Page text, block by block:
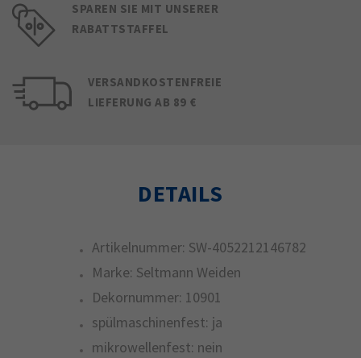
SPAREN SIE MIT UNSERER
RABATTSTAFFEL
VERSANDKOSTENFREIE
LIEFERUNG AB 89 €
DETAILS
Artikelnummer: SW-4052212146782
Marke: Seltmann Weiden
Dekornummer: 10901
spülmaschinenfest: ja
mikrowellenfest: nein